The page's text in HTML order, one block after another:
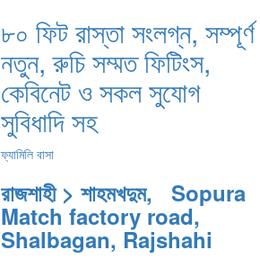
৮০ ফিট রাস্তা সংলগ্ন, সম্পূর্ণ
নতুন, রুচি সম্মত ফিটিংস,
কেবিনেট ও সকল সুযোগ
সুবিধাদি সহ
ফ্যামিলি বাসা
রাজশাহী > শাহমখদুম, Sopura
Match factory road,
Shalbagan, Rajshahi